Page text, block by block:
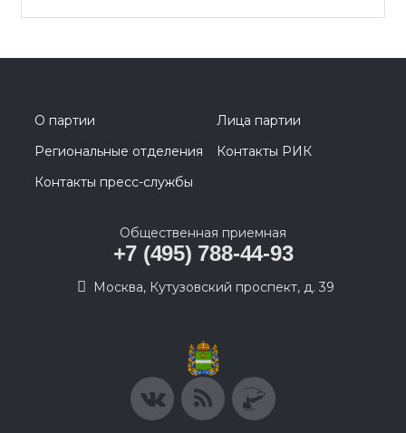
О партии
Лица партии
Региональные отделения
Контакты РИК
Контакты пресс-службы
Общественная приемная
+7 (495) 788-44-93
Москва, Кутузовский проспект, д. 39